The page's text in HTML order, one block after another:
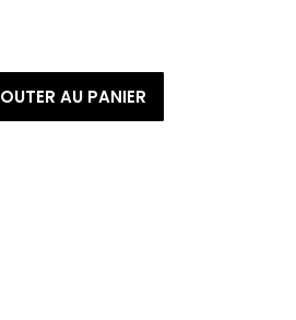
AU PANIER